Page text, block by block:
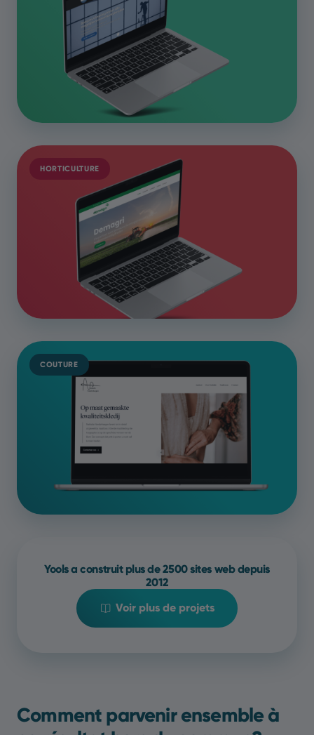
HORTICULTURE
COUTURE
Yools a construit plus de 2500 sites web depuis
2012
Voir plus de projets
Comment parvenir ensemble à